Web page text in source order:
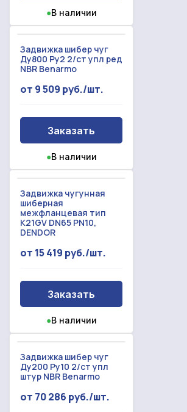
●В наличии
Задвижка шибер чуг
Ду800 Ру2 2/ст упл ред
NBR Benarmo
от 9 509 руб./шт.
Заказать
●В наличии
Задвижка чугунная
шиберная
межфланцевая тип
K21GV DN65 PN10,
DENDOR
от 15 419 руб./шт.
Заказать
●В наличии
Задвижка шибер чуг
Ду200 Ру10 2/ст упл
штур NBR Benarmo
от 70 286 руб./шт.